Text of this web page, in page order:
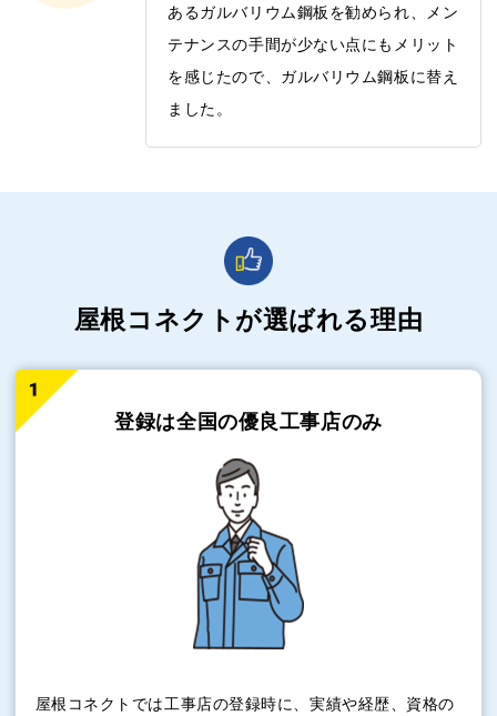
あるガルバリウム鋼板を勧められ、メン
テナンスの手間が少ない点にもメリット
を感じたので、ガルバリウム鋼板に替え
ました。
屋根コネクトが選ばれる理由
登録は全国の優良工事店のみ
屋根コネクトでは工事店の登録時に、実績や経歴、資格の